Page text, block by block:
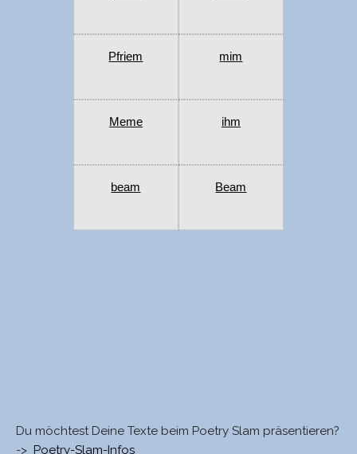
Pfriem mim
Meme ihm
beam Beam
Du möchtest Deine Texte beim Poetry Slam präsentieren?
-> Poetry-Slam-Infos